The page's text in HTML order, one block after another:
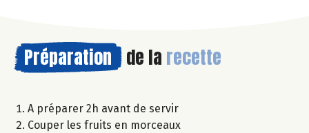
Préparation de la recette
A préparer 2h avant de servir
Couper les fruits en morceaux